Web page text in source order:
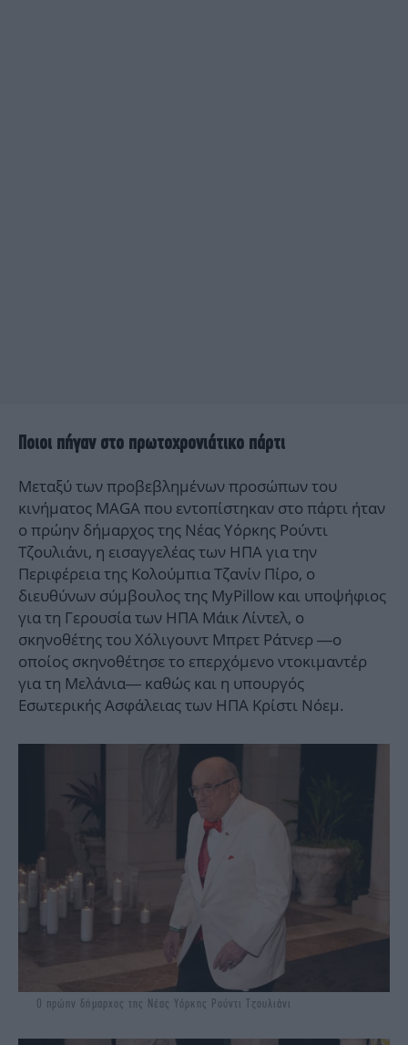
Ποιοι πήγαν στο πρωτοχρονιάτικο πάρτι
Μεταξύ των προβεβλημένων προσώπων του
κινήματος MAGA που εντοπίστηκαν στο πάρτι ήταν
ο πρώην δήμαρχος της Νέας Υόρκης Ρούντι
Τζουλιάνι, η εισαγγελέας των ΗΠΑ για την
Περιφέρεια της Κολούμπια Τζανίν Πίρο, ο
διευθύνων σύμβουλος της MyPillow και υποψήφιος
για τη Γερουσία των ΗΠΑ Μάικ Λίντελ, ο
σκηνοθέτης του Χόλιγουντ Μπρετ Ράτνερ —ο
οποίος σκηνοθέτησε το επερχόμενο ντοκιμαντέρ
για τη Μελάνια— καθώς και η υπουργός
Εσωτερικής Ασφάλειας των ΗΠΑ Κρίστι Νόεμ.
O πρώην δήμαρχος της Νέας Υόρκης Ρούντι Τζουλιάνι